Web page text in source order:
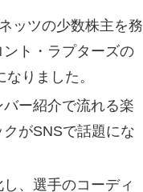
ッツの少数株主を務
ト・ラプターズの
りました。
ー紹介で流れる楽
がSNSで話題にな
、選手のコーディ